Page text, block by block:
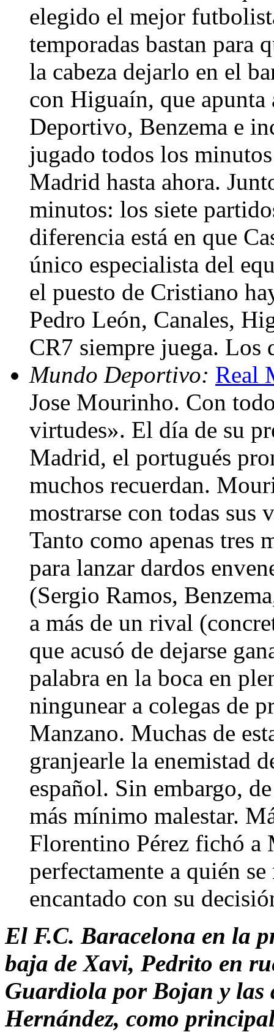
elegido el mejor
temporadas bastan para
la cabeza dejarlo en el
con Higuaín, que
Deportivo, Benzema e
jugado todos los
Madrid hasta ahora.
minutos: los siete
diferencia está en que
único especialista del
el puesto de Cristiano
Pedro León, Canales,
CR7 siempre juega.
Mundo Deportivo: Real
Jose Mourinho. Con
virtudes». El día de su
Madrid, el portugués
muchos recuerdan.
mostrarse con todas sus
Tanto como apenas tres
para lanzar dardos
(Sergio Ramos,
a más de un rival
que acusó de dejarse
palabra en la boca en
ningunear a colegas de
Manzano. Muchas de
granjearle la enemistad
español. Sin embargo,
más mínimo malestar.
Florentino Pérez fichó
perfectamente a quién
encantado con su
El F.C. Baracelona en la
baja de Xavi, Pedrito en
Guardiola por Bojan y las
Hernández, como